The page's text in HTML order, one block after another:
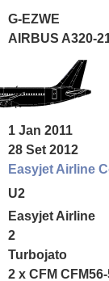
G-EZWE
AIRBUS A320-
1 Jan 2011
28 Set 2012
Easyjet Airline
U2
Easyjet Airline
2
Turbojato
2 x CFM